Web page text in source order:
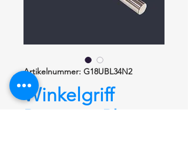
Artikelnummer: G18UBL34N2
Winkelgriff
Prestigio Plus